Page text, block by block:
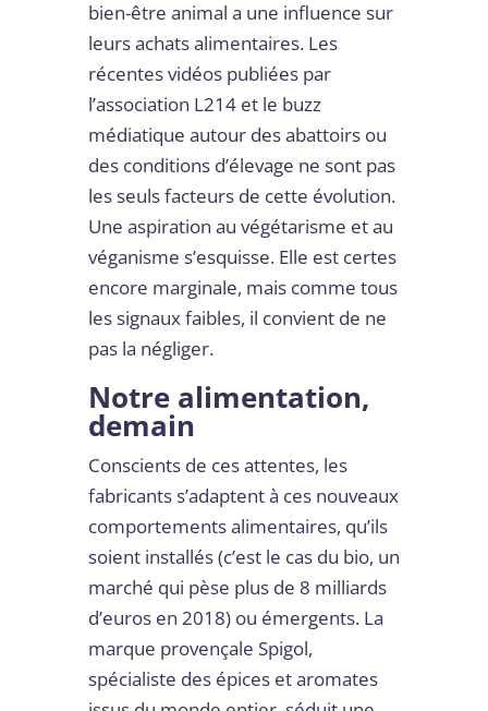
bien-être animal a une influence sur
leurs achats alimentaires. Les
récentes vidéos publiées par
l’association L214 et le buzz
médiatique autour des abattoirs ou
des conditions d’élevage ne sont pas
les seuls facteurs de cette évolution.
Une aspiration au végétarisme et au
véganisme s’esquisse. Elle est certes
encore marginale, mais comme tous
les signaux faibles, il convient de ne
pas la négliger.
Notre alimentation,
demain
Conscients de ces attentes, les
fabricants s’adaptent à ces nouveaux
comportements alimentaires, qu’ils
soient installés (c’est le cas du bio, un
marché qui pèse plus de 8 milliards
d’euros en 2018) ou émergents. La
marque provençale Spigol,
spécialiste des épices et aromates